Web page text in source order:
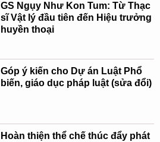
GS Ngụy Như Kon Tum: Từ Thạc
sĩ Vật lý đầu tiên đến Hiệu trưởng
huyền thoại
Góp ý kiến cho Dự án Luật Phổ
biến, giáo dục pháp luật (sửa đổi)
Hoàn thiện thể chế thúc đẩy phát